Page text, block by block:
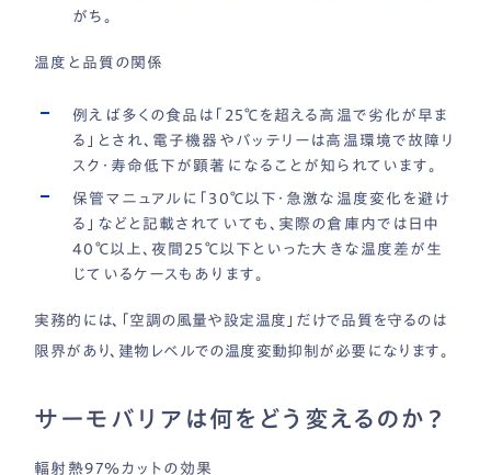
がち。
温度と品質の関係
例えば多くの食品は「25℃を超える高温で劣化が早ま
る」とされ、電子機器やバッテリーは高温環境で故障リ
スク・寿命低下が顕著になることが知られています。
保管マニュアルに「30℃以下・急激な温度変化を避け
る」などと記載されていても、実際の倉庫内では日中
40℃以上、夜間25℃以下といった大きな温度差が生
じているケースもあります。
実務的には、「空調の風量や設定温度」だけで品質を守るのは
限界があり、建物レベルでの温度変動抑制が必要になります。
サーモバリアは何をどう変えるのか？
輻射熱97％カットの効果